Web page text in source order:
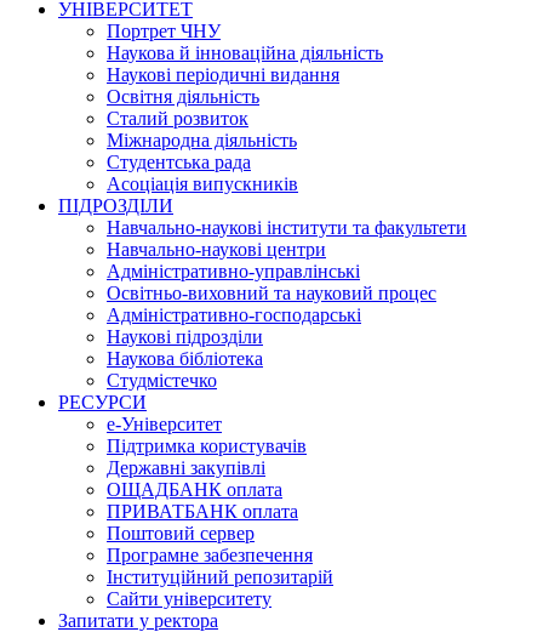
УНІВЕРСИТЕТ
Портрет ЧНУ
Наукова й інноваційна діяльність
Наукові періодичні видання
Освітня діяльність
Сталий розвиток
Міжнародна діяльність
Студентська рада
Асоціація випускників
ПІДРОЗДІЛИ
Навчально-наукові інститути та факультети
Навчально-наукові центри
Адміністративно-управлінські
Освітньо-виховний та науковий процес
Адміністративно-господарські
Наукові підрозділи
Наукова бібліотека
Студмістечко
РЕСУРСИ
е-Університет
Підтримка користувачів
Державні закупівлі
ОЩАДБАНК оплата
ПРИВАТБАНК оплата
Поштовий сервер
Програмне забезпечення
Інституційний репозитарій
Сайти університету
Запитати у ректора